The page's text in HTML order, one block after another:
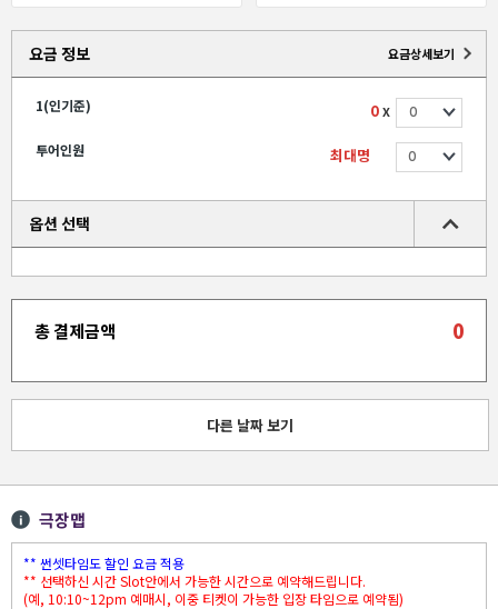
요금 정보 요금상세보기
1(인기준) 0 X
투어인원 최대명
옵션 선택
총 결제금액 0
다른 날짜 보기
극장맵
** 썬셋타임도 할인 요금 적용
** 선택하신 시간 Slot안에서 가능한 시간으로 예약해드립니다.
(예, 10:10~12pm 예매시, 이중 티켓이 가능한 입장 타임으로 예약됨)